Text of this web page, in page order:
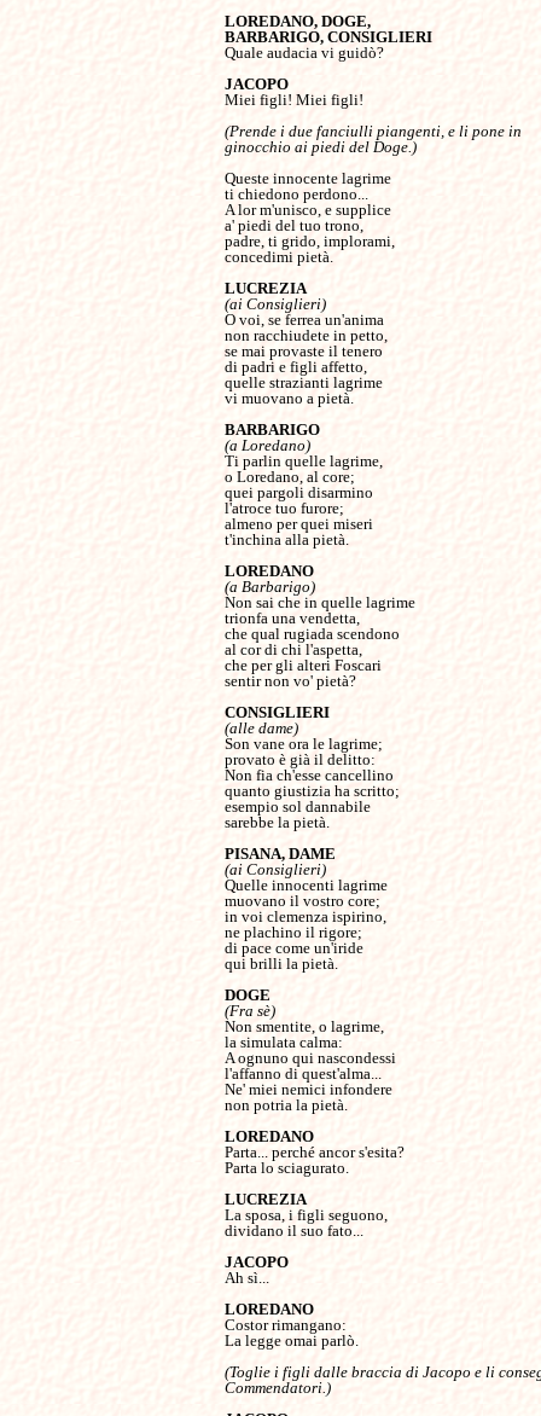
LOREDANO, DOGE,
BARBARIGO, CONSIGLIERI
Quale audacia vi guidò?
JACOPO
Miei figli! Miei figli!
(Prende i due fanciulli piangenti, e li pone in
ginocchio ai piedi del Doge.)
Queste innocente lagrime
ti chiedono perdono...
A lor m'unisco, e supplice
a' piedi del tuo trono,
padre, ti grido, implorami,
concedimi pietà.
LUCREZIA
(ai Consiglieri)
O voi, se ferrea un'anima
non racchiudete in petto,
se mai provaste il tenero
di padri e figli affetto,
quelle strazianti lagrime
vi muovano a pietà.
BARBARIGO
(a Loredano)
Ti parlin quelle lagrime,
o Loredano, al core;
quei pargoli disarmino
l'atroce tuo furore;
almeno per quei miseri
t'inchina alla pietà.
LOREDANO
(a Barbarigo)
Non sai che in quelle lagrime
trionfa una vendetta,
che qual rugiada scendono
al cor di chi l'aspetta,
che per gli alteri Foscari
sentir non vo' pietà?
CONSIGLIERI
(alle dame)
Son vane ora le lagrime;
provato è già il delitto:
Non fia ch'esse cancellino
quanto giustizia ha scritto;
esempio sol dannabile
sarebbe la pietà.
(ai Consiglieri)
Quelle innocenti lagrime
muovano il vostro core;
in voi clemenza ispirino,
ne plachino il rigore;
di pace come un'iride
qui brilli la pietà.
(Fra sè)
Non smentite, o lagrime,
la simulata calma:
A ognuno qui nascondessi
l'affanno di quest'alma...
Ne' miei nemici infondere
non potria la pietà.
LOREDANO
Parta... perché ancor s'esita?
Parta lo sciagurato.
LUCREZIA
La sposa, i figli seguono,
dividano il suo fato...
JACOPO
Ah sì...
LOREDANO
Costor rimangano:
La legge omai parlò.
(Toglie i figli dalle braccia di Jacopo e li
Commendatori.)